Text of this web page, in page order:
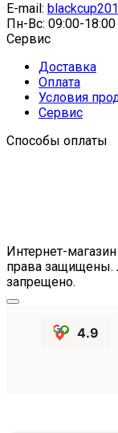
E-mail:
Пн-Вс: 09:00-18:00
Сервис
Доставка
Оплата
Условия
Сервис
Способы оплаты
Интернет-
права
запрещено.
4.9